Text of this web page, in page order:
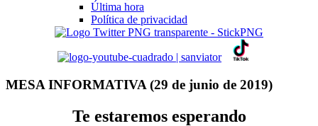
Última hora
Política de privacidad
MESA INFORMATIVA (29 de junio de 2019)
Te estaremos esperando